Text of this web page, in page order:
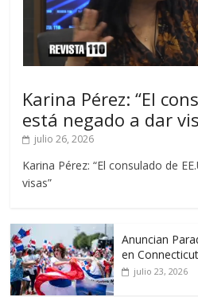
Karina Pérez: “El
está negado a dar
julio 26, 2026
Karina Pérez: “El consulado de
visas”
Anuncian
en Connecticut
julio 23, 2026